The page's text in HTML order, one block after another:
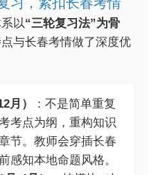
以“三轮复习法”为骨
与长春考情做了深度优
月）
：不是简单重复
考点为纲，重构知识
节。教师会穿插长春
感知本地命题风格。